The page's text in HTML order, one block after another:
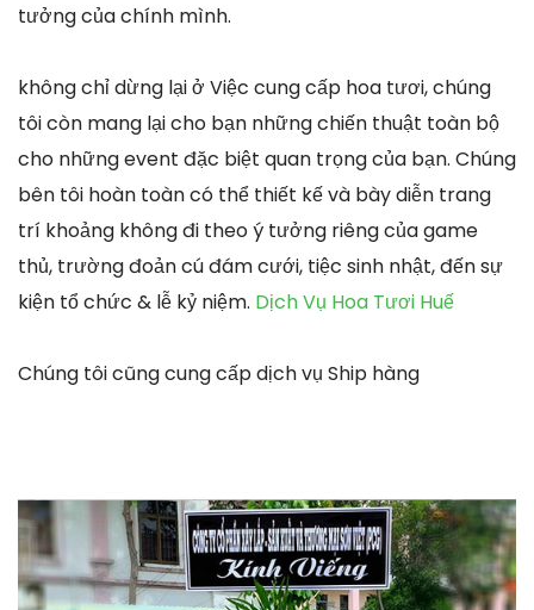
tưởng của chính mình.
không chỉ dừng lại ở Việc cung cấp hoa tươi, chúng
tôi còn mang lại cho bạn những chiến thuật toàn bộ
cho những event đặc biệt quan trọng của bạn. Chúng
bên tôi hoàn toàn có thể thiết kế và bày diễn trang
trí khoảng không đi theo ý tưởng riêng của game
thủ, trường đoản cú đám cưới, tiệc sinh nhật, đến sự
kiện tổ chức & lễ kỷ niệm. Dịch Vụ Hoa Tươi Huế
Chúng tôi cũng cung cấp dịch vụ Ship hàng